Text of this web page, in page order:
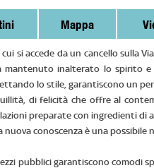
Mappa
si accede da un cancello sulla
inalterato lo spirito e
lo stile, garantiscono un
di felicità che offre al
preparate con ingredienti di
conoscenza è una possibile
pubblici garantiscono comodi